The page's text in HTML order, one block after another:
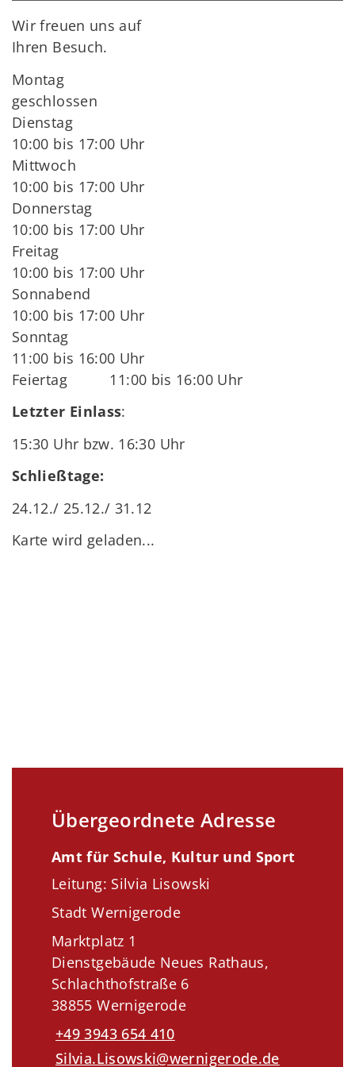
Wir freuen uns auf
Ihren Besuch.
Montag
geschlossen
Dienstag
10:00 bis 17:00 Uhr
Mittwoch
10:00 bis 17:00 Uhr
Donnerstag
10:00 bis 17:00 Uhr
Freitag
10:00 bis 17:00 Uhr
Sonnabend
10:00 bis 17:00 Uhr
Sonntag
11:00 bis 16:00 Uhr
Feiertag 11:00 bis 16:00 Uhr
Letzter Einlass:
15:30 Uhr bzw. 16:30 Uhr
Schließtage:
24.12./ 25.12./ 31.12
Karte wird geladen...
Übergeordnete Adresse
Amt für Schule, Kultur und Sport
Leitung: Silvia Lisowski
Stadt Wernigerode
Marktplatz 1
Dienstgebäude Neues Rathaus,
Schlachthofstraße 6
38855 Wernigerode
+49 3943 654 410
Silvia.Lisowski@wernigerode.de